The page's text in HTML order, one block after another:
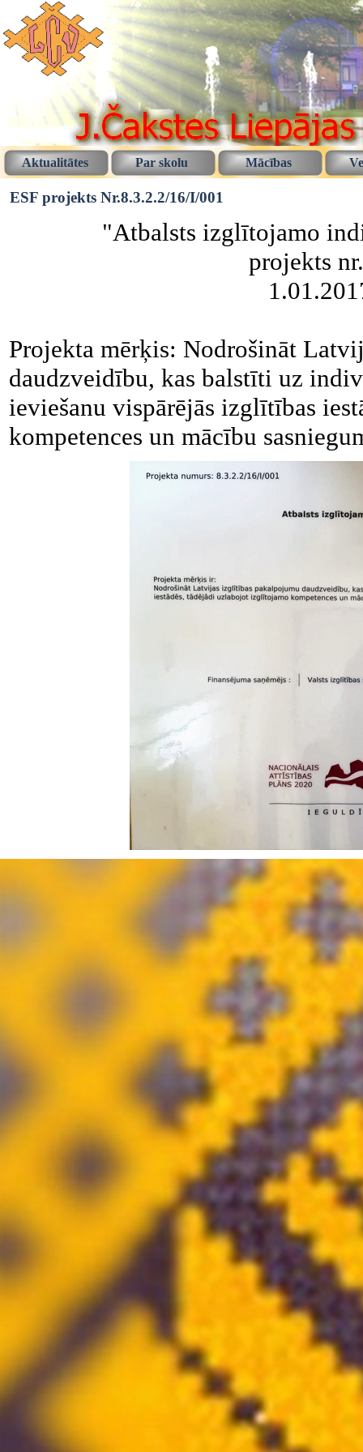
Aktualitātes Par skolu Mācības
ESF projekts Nr.8.3.2.2/16/I/001
"Atbalsts izglītojamo
projekts
Projekta mērķis: Nodrošināt
daudzveidību, kas balstīti uz
ieviešanu vispārējās izglītības
kompetences un mācību